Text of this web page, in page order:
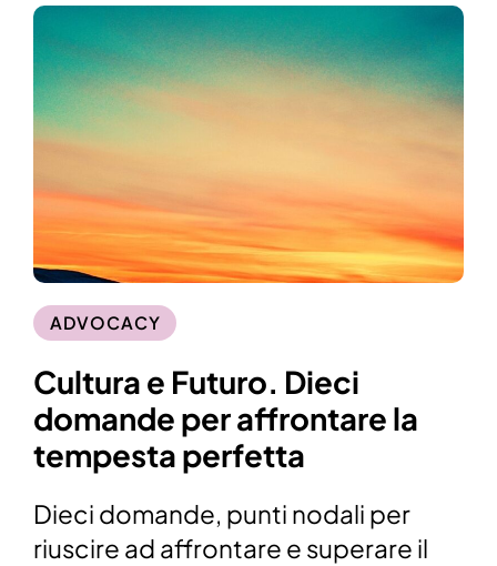
ADVOCACY
Cultura e Futuro. Dieci
domande per affrontare la
tempesta perfetta
Dieci domande, punti nodali per
riuscire ad affrontare e superare il